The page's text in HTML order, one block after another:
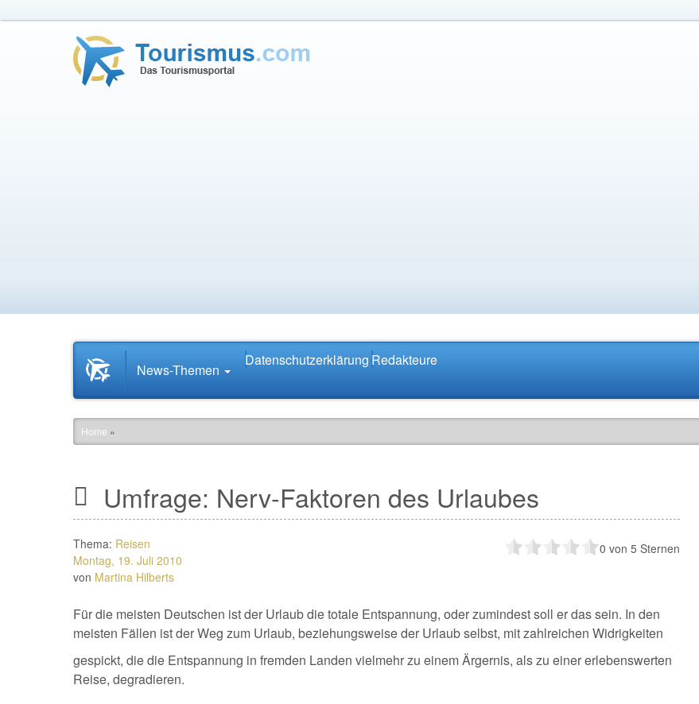
Startseite
News.Tourismus.com
News-Themen
Datenschutzerklärung Redakteure
Home »
Umfrage: Nerv-Faktoren des Urlaubes
Thema: Reisen
Montag, 19. Juli 2010
von Martina Hilberts
0 von 5 Sternen
Für die meisten Deutschen ist der Urlaub die totale Entspannung, oder zumindest soll er das sein. In den
meisten Fällen ist der Weg zum Urlaub, beziehungsweise der Urlaub selbst, mit zahlreichen Widrigkeiten
gespickt, die die Entspannung in fremden Landen vielmehr zu einem Ärgernis, als zu einer erlebenswerten
Reise, degradieren.